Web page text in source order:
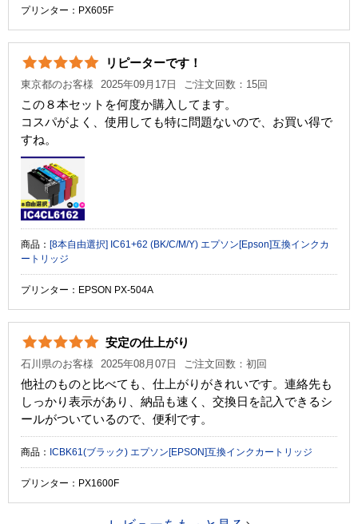
プリンター：PX605F
リピーターです！
東京都のお客様 2025年09月17日 ご注文回数：15回
この８本セットを何度か購入してます。
コスパがよく、使用しても特に問題ないので、お買い得で
すね。
商品： [8本自由選択] IC61+62 (BK/C/M/Y) エプソン[Epson]互換インクカ
ートリッジ
プリンター：EPSON PX-504A
安定の仕上がり
石川県のお客様 2025年08月07日 ご注文回数：初回
他社のものと比べても、仕上がりがきれいです。連絡先も
しっかり表示があり、納品も速く、交換日を記入できるシ
ールがついているので、便利です。
商品： ICBK61(ブラック) エプソン[EPSON]互換インクカートリッジ
プリンター：PX1600F